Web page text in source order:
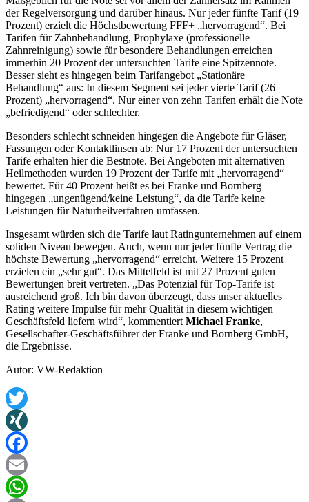
der Regelversorgung und darüber hinaus. Nur jeder fünfte Tarif (19
Prozent) erzielt die Höchstbewertung FFF+ „hervorragend“. Bei
Tarifen für Zahnbehandlung, Prophylaxe (professionelle
Zahnreinigung) sowie für besondere Behandlungen erreichen
immerhin 20 Prozent der untersuchten Tarife eine Spitzennote.
Besser sieht es hingegen beim Tarifangebot „Stationäre
Behandlung“ aus: In diesem Segment sei jeder vierte Tarif (26
Prozent) „hervorragend“. Nur einer von zehn Tarifen erhält die Note
„befriedigend“ oder schlechter.
Besonders schlecht schneiden hingegen die Angebote für Gläser,
Fassungen oder Kontaktlinsen ab: Nur 17 Prozent der untersuchten
Tarife erhalten hier die Bestnote. Bei Angeboten mit alternativen
Heilmethoden wurden 19 Prozent der Tarife mit „hervorragend“
bewertet. Für 40 Prozent heißt es bei Franke und Bornberg
hingegen „ungenügend/keine Leistung“, da die Tarife keine
Leistungen für Naturheilverfahren umfassen.
Insgesamt würden sich die Tarife laut Ratingunternehmen auf einem
soliden Niveau bewegen. Auch, wenn nur jeder fünfte Vertrag die
höchste Bewertung „hervorragend“ erreicht. Weitere 15 Prozent
erzielen ein „sehr gut“. Das Mittelfeld ist mit 27 Prozent guten
Bewertungen breit vertreten. „Das Potenzial für Top-Tarife ist
ausreichend groß. Ich bin davon überzeugt, dass unser aktuelles
Rating weitere Impulse für mehr Qualität in diesem wichtigen
Geschäftsfeld liefern wird“, kommentiertMichael Franke,
Gesellschafter-Geschäftsführer der Franke und Bornberg GmbH,
die Ergebnisse.
Autor: VW-Redaktion
Twitter
XING
Facebook
Email